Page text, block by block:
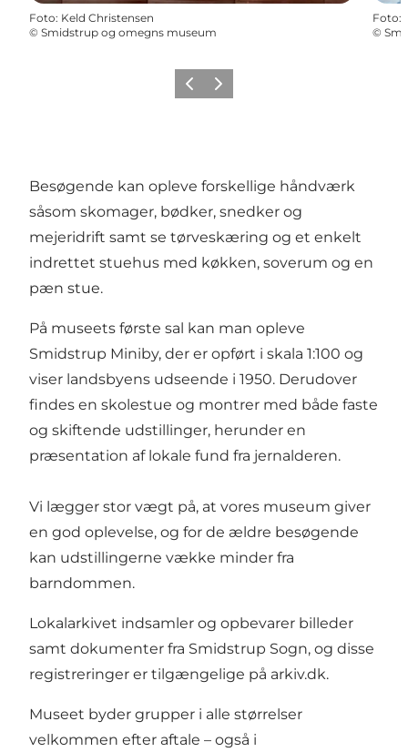
Foto: Keld Christensen
© Smidstrup og omegns museum
Foto:
©
ForrigeNæste
Besøgende kan opleve forskellige håndværk
såsom skomager, bødker, snedker og
mejeridrift samt se tørveskæring og et enkelt
indrettet stuehus med køkken, soverum og en
pæn stue.
På museets første sal kan man opleve
Smidstrup Miniby, der er opført i skala 1:100 og
viser landsbyens udseende i 1950. Derudover
findes en skolestue og montrer med både faste
og skiftende udstillinger, herunder en
præsentation af lokale fund fra jernalderen.
Vi lægger stor vægt på, at vores museum giver
en god oplevelse, og for de ældre besøgende
kan udstillingerne vække minder fra
barndommen.
Lokalarkivet indsamler og opbevarer billeder
samt dokumenter fra Smidstrup Sogn, og disse
registreringer er tilgængelige på arkiv.dk.
Museet byder grupper i alle størrelser
velkommen efter aftale – også i